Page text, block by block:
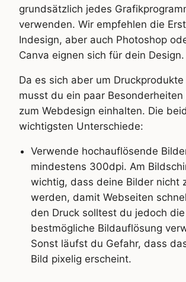
grundsätzlich jedes
verwenden. Wir empfehlen die
Indesign, aber auch Photoshop
Canva eignen sich für dein Design.
Da es sich aber um
musst du ein paar Besonderheiten
zum Webdesign einhalten. Die
wichtigsten Unterschiede:
Verwende hochauflösende
mindestens 300dpi. Am
wichtig, dass deine Bilder nicht
werden, damit Webseiten
den Druck solltest du jedoch die
bestmögliche Bildauflösung
Sonst läufst du Gefahr, dass
Bild pixelig erscheint.